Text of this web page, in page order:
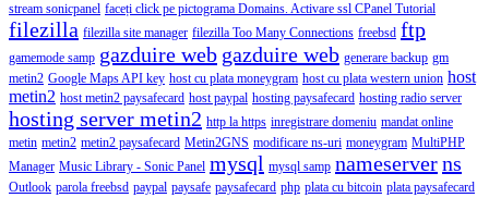
stream sonicpanel faceți click pe pictograma Domains. Activare ssl CPanel Tutorial
filezilla filezilla site manager filezilla Too Many Connections freebsd ftp
gamemode samp gazduire web gazduire web generare backup gm
metin2 Google Maps API key host cu plata moneygram host cu plata western union host
metin2 host metin2 paysafecard host paypal hosting paysafecard hosting radio server
hosting server metin2 http la https inregistrare domeniu mandat online
metin metin2 metin2 paysafecard Metin2GNS modificare ns-uri moneygram MultiPHP
Manager Music Library - Sonic Panel mysql mysql samp nameserverns
Outlook parola freebsd paypal paysafe paysafecard php plata cu bitcoin plata paysafecard